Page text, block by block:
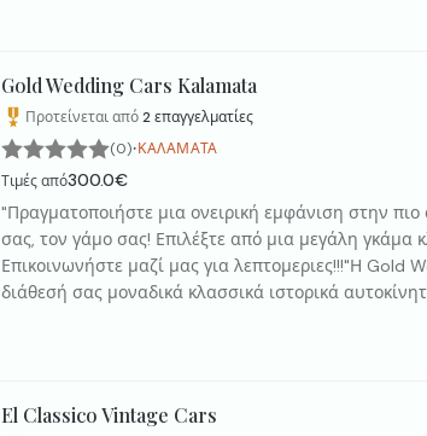
Gold Wedding Cars Kalamata
Προτείνεται από2επαγγελματίες
(0)·ΚΑΛΑΜΆΤΑ
Τιμές από300.0€
"Πραγματοποιήστε μια ονειρική εμφάνιση στην
σας, τον γάμο σας! Επιλέξτε από μια μεγάλη γκάμα
Επικοινωνήστε μαζί μας για λεπτομεριες!!!"Η Gold
διάθεσή σας μοναδικά κλασσικά ιστορικά
Wedding Cars θέτει στη διάθεσή σας μοναδικά
την ημέρα του γάμου σας, που θα κάνουν την
El Classico Vintage Cars